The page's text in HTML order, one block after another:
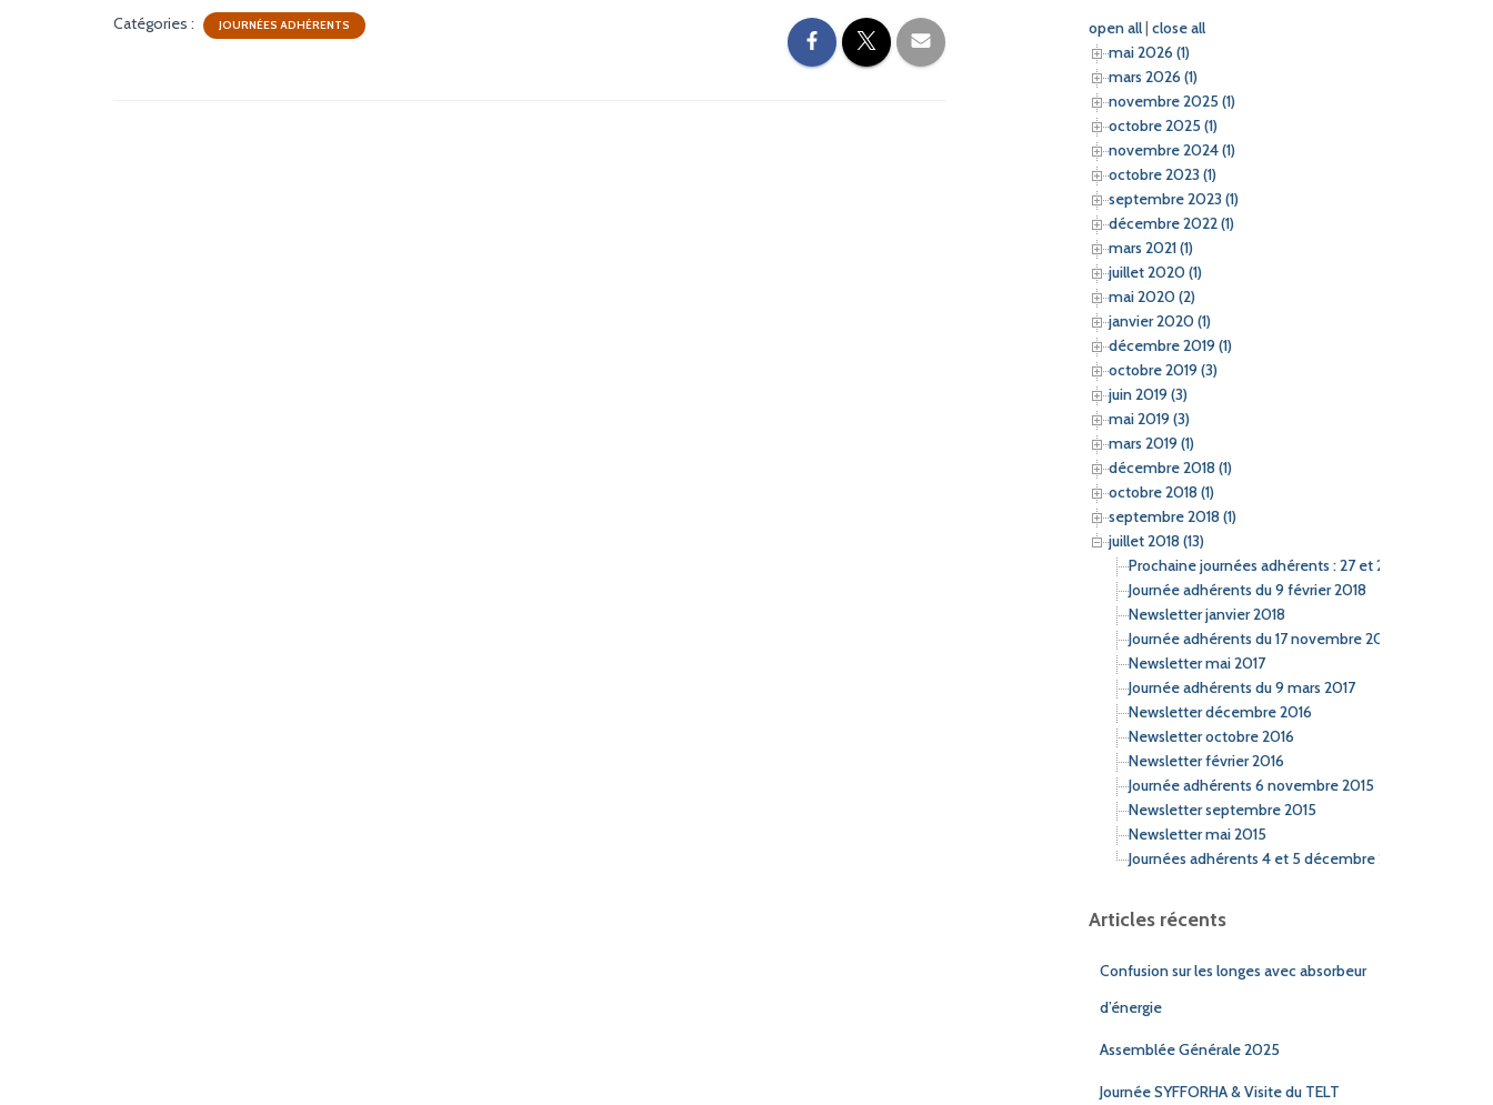
Catégories : JOURNÉES ADHÉRENTS
h
e
r
open all| close all
mai 2026 (1)
mars 2026 (1)
novembre 2025 (1)
octobre 2025 (1)
novembre 2024 (1)
octobre 2023 (1)
septembre 2023 (1)
décembre 2022 (1)
mars 2021 (1)
juillet 2020 (1)
mai 2020 (2)
janvier 2020 (1)
décembre 2019 (1)
octobre 2019 (3)
juin 2019 (3)
mai 2019 (3)
mars 2019 (1)
décembre 2018 (1)
octobre 2018 (1)
septembre 2018 (1)
juillet 2018 (13)
Prochaine journées adhérents : 27 et 28 septembre
Journée adhérents du 9 février 2018
Newsletter janvier 2018
Journée adhérents du 17 novembre 2017
Newsletter mai 2017
Journée adhérents du 9 mars 2017
Newsletter décembre 2016
Newsletter octobre 2016
Newsletter février 2016
Journée adhérents 6 novembre 2015
Newsletter septembre 2015
Newsletter mai 2015
Journées adhérents 4 et 5 décembre 2014
Articles récents
Confusion sur les longes avec absorbeur
d’énergie
Assemblée Générale 2025
Journée SYFFORHA & Visite du TELT